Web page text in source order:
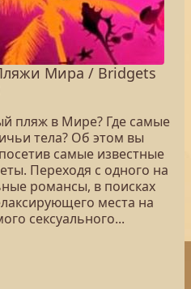
Мира / Bridgets
пляж в Мире? Где самые
тела? Об этом вы
самые известные
Переходя с одного на
романсы, в поисках
места на
сексуального...